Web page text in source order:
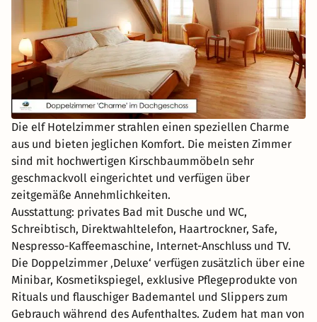
Die elf Hotelzimmer strahlen einen speziellen Charme
aus und bieten jeglichen Komfort. Die meisten Zimmer
sind mit hochwertigen Kirschbaummöbeln sehr
geschmackvoll eingerichtet und verfügen über
zeitgemäße Annehmlichkeiten.
Ausstattung: privates Bad mit Dusche und WC,
Schreibtisch, Direktwahltelefon, Haartrockner, Safe,
Nespresso-Kaffeemaschine, Internet-Anschluss und TV.
Die Doppelzimmer ‚Deluxe‘ verfügen zusätzlich über eine
Minibar, Kosmetikspiegel, exklusive Pflegeprodukte von
Rituals und flauschiger Bademantel und Slippers zum
Gebrauch während des Aufenthaltes. Zudem hat man von